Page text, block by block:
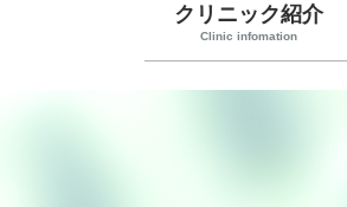
クリニック紹介
Clinic infomation